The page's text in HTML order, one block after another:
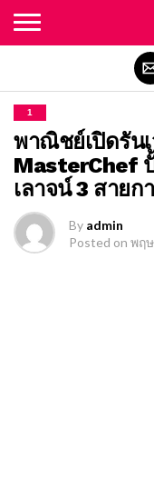
1
พาณิชย์เปิดรัน
MasterChef
เลาจน์ 3 สาย
By admin
Posted on พฤ